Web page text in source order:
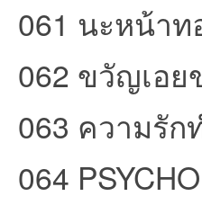
061 นะหน้าท
062 ขวัญเอย
063 ความรั
064